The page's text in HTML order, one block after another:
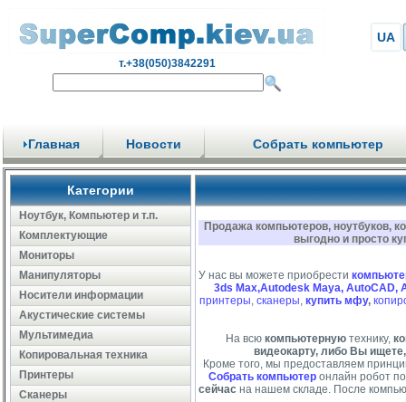
т.+38(050)3842291
UA
Главная Новости Собрать компьютер
Категории
Ноутбук, Компьютер и т.п.
Комплектующие
Мониторы
Манипуляторы
Носители информации
Акустические системы
Мультимедиа
Копировальная техника
Принтеры
Сканеры
Продажа компьютеров, ноутбуков,
выгодно и просто
У нас вы можете приобрести
3ds Max,Autodesk Maya, AutoCAD,
принтеры, сканеры, купить мфу,
На всю компьютерную технику,
видеокарту, либо Вы
Кроме того, мы предоставляем
Собрать компьютеронлайн робот
сейчас на нашем складе. После